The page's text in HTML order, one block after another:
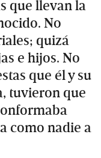
que llevan la
No
quizá
e hijos. No
que él y su
tuvieron que
como nadie a